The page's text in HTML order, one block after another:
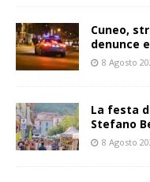
Cuneo,
denunce
8 Agosto
La festa
Stefano
8 Agosto